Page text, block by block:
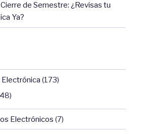
de Semestre: ¿Revisas tu
Ya?
(173)
Electrónicos (7)